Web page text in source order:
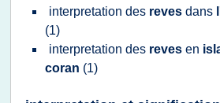
interpretation des reves dans
(1)
interpretation des reves en
coran (1)